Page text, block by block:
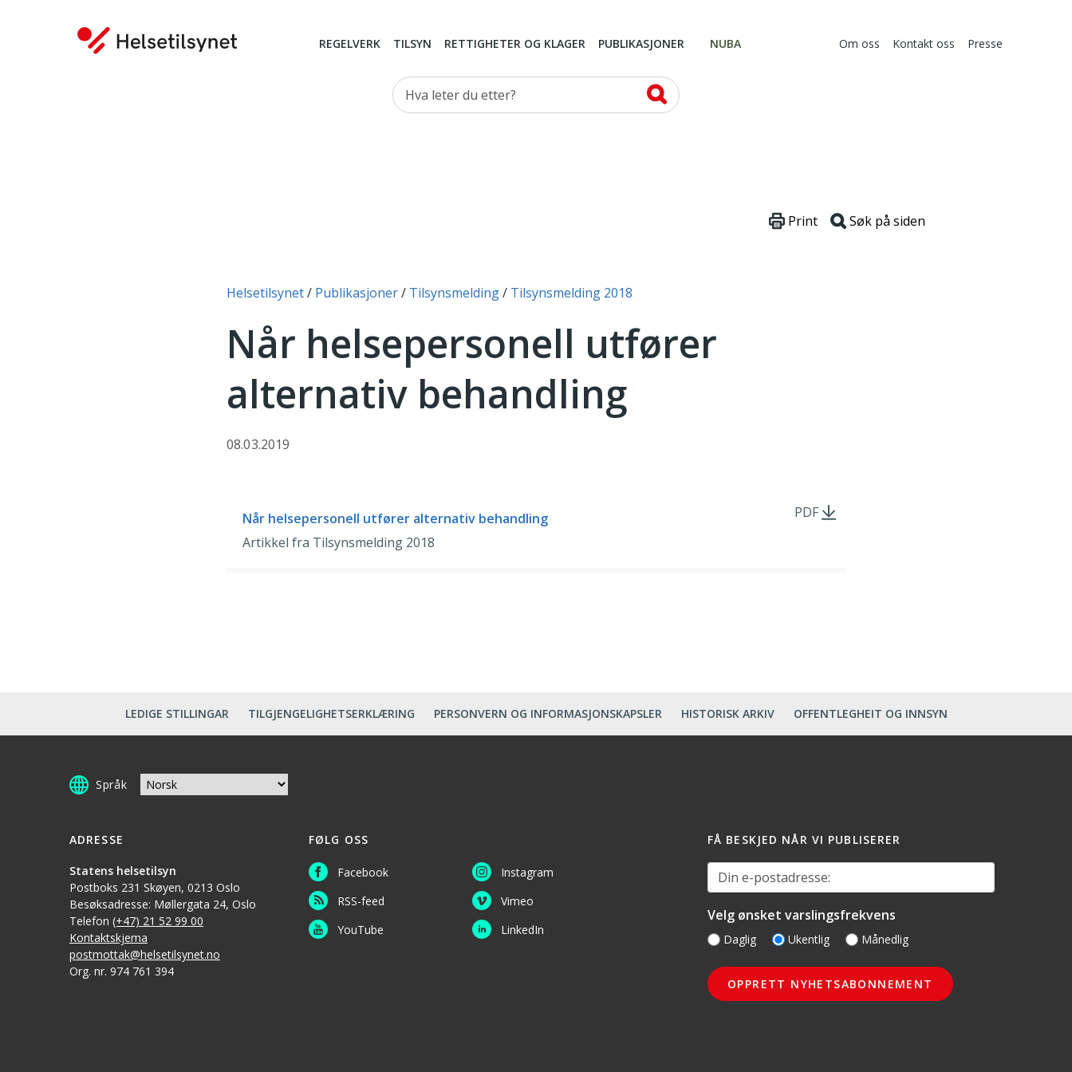
REGELVERK TILSYN RETTIGHETER OG KLAGER PUBLIKASJONER NUBA Om oss Kontakt oss Presse
Hva leter du etter?
Du er her:
Helsetilsynet Publikasjoner Tilsynsmelding Tilsynsmelding 2018
Print Søk på siden
Når helsepersonell utfører
alternativ behandling
08.03.2019
Når helsepersonell utfører alternativ behandling
Artikkel fra Tilsynsmelding 2018
PDF
LEDIGE STILLINGAR TILGJENGELIGHETSERKLÆRING PERSONVERN OG INFORMASJONSKAPSLER HISTORISK ARKIV OFFENTLEGHEIT OG INNSYN
Språk
ADRESSE
Statens helsetilsyn
Postboks 231 Skøyen, 0213 Oslo
Besøksadresse: Møllergata 24, Oslo
Telefon (+47) 21 52 99 00
Kontaktskjema
postmottak@helsetilsynet.no
Org. nr. 974 761 394
FØLG OSS
Facebook
RSS-feed
YouTube
Instagram
Vimeo
LinkedIn
FÅ BESKJED NÅR VI PUBLISERER
Din e-postadresse:
Velg ønsket varslingsfrekvens
Daglig Ukentlig Månedlig